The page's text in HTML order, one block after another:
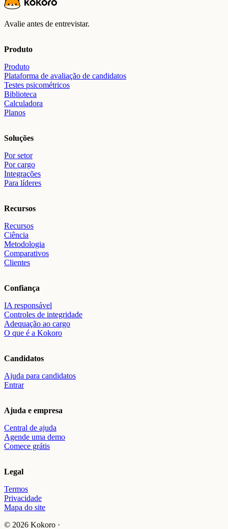
Avalie antes de entrevistar.
Produto
Produto
Plataforma de avaliação de candidatos
Testes psicométricos
Biblioteca
Calculadora
Planos
Soluções
Por setor
Por cargo
Integrações
Para líderes
Recursos
Recursos
Ciência
Metodologia
Comparativos
Clientes
Confiança
IA responsável
Controles de integridade
Adequação ao cargo
O que é a Kokoro
Candidatos
Ajuda para candidatos
Entrar
Ajuda e empresa
Central de ajuda
Agende uma demo
Comece grátis
Legal
Termos
Privacidade
Mapa do site
© 2026 Kokoro ·